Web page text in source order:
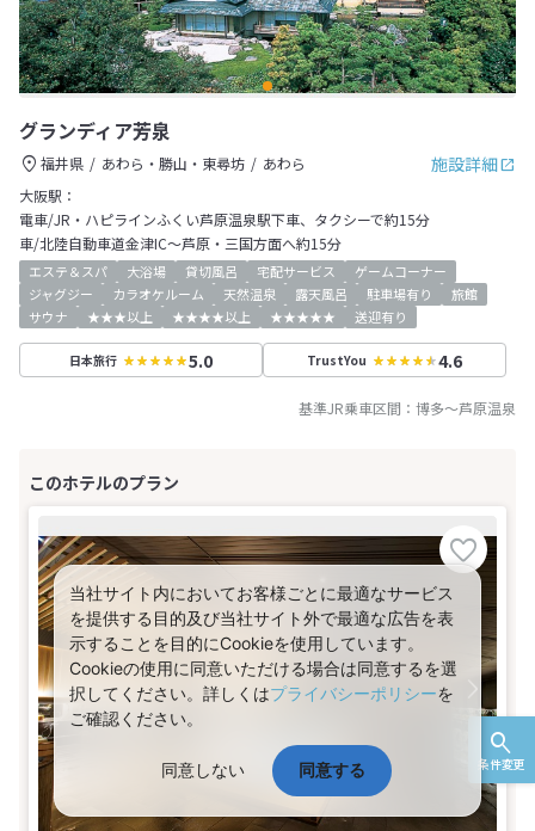
条件変更
グランディア芳泉
施設詳細
福井県 あわら・勝山・東尋坊
あわら
大阪駅：
電車/JR・ハピラインふくい芦原温泉駅下車、タクシーで約15分
車/北陸自動車道金津IC～芦原・三国方面へ約15分
エステ＆スパ 大浴場 貸切風呂 宅配サービス
ゲームコーナー
ジャグジー
カラオケルーム 天然温泉 露天風呂 駐車場有り
旅館
サウナ
★★★以上 ★★★★以上 ★★★★★ 送迎有り
日本旅行 5.0 TrustYou 4.6
基準JR乗車区間： 博多～芦原温泉
当社サイト内においてお客様ごとに最適なサービス
を提供する目的及び当社サイト外で最適な広告を表
示することを目的にCookieを使用しています。
Cookieの使用に同意いただける場合は同意するを選
択してください。詳しくはプライバシーポリシーを
ご確認ください。
同意しない 同意する